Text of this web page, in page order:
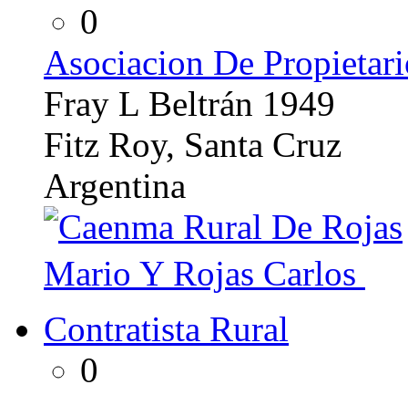
0
Asociacion De
Fray L Beltrán 1949
Fitz Roy, Santa Cruz
Argentina
0